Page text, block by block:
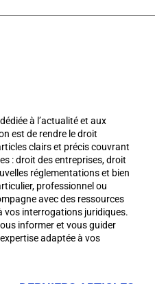
à l’actualité et aux
est de rendre le droit
clairs et précis couvrant
: droit des entreprises, droit
réglementations et bien
professionnel ou
avec des ressources
vos interrogations juridiques.
informer et vous guider
adaptée à vos